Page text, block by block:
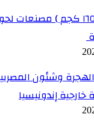
ضبط ( ١١طن و ١٦٥ كجم )
وشئون
خارجية إندونيسيا